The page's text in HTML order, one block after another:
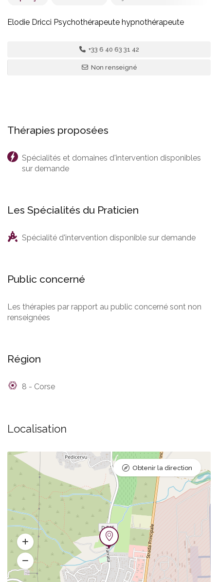
Centre médical de, Travo, 20240 Ventiseri, France
Elodie Dricci Psychothérapeute hypnothérapeute
+33 6 40 63 31 42
Non renseigné
Thérapies proposées
Spécialités et domaines d'intervention disponibles
sur demande
Les Spécialités du Praticien
Spécialité d'intervention disponible sur demande
Public concerné
Les thérapies par rapport au public concerné sont non
renseignées
Région
8 - Corse
Localisation
Obtenir la direction